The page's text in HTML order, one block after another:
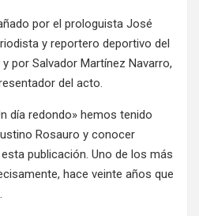
por el prologuista José
y reportero deportivo del
por Salvador Martínez Navarro,
del acto.
día redondo» hemos tenido
Rosauro y conocer
publicación. Uno de los más
hace veinte años que